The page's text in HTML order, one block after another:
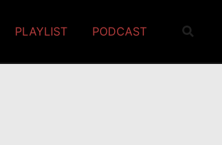
PLAYLIST PODCAST